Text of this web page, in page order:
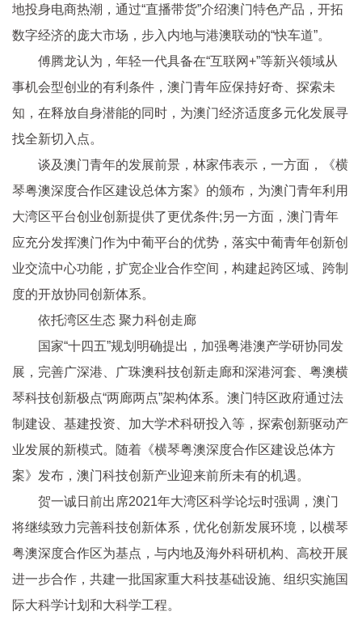
地投身电商热潮，通过“直播带货”介绍澳门特色产品，开拓
数字经济的庞大市场，步入内地与港澳联动的“快车道”。
傅腾龙认为，年轻一代具备在“互联网+”等新兴领域从
事机会型创业的有利条件，澳门青年应保持好奇、探索未
知，在释放自身潜能的同时，为澳门经济适度多元化发展寻
找全新切入点。
谈及澳门青年的发展前景，林家伟表示，一方面，《横
琴粤澳深度合作区建设总体方案》的颁布，为澳门青年利用
大湾区平台创业创新提供了更优条件;另一方面，澳门青年
应充分发挥澳门作为中葡平台的优势，落实中葡青年创新创
业交流中心功能，扩宽企业合作空间，构建起跨区域、跨制
度的开放协同创新体系。
依托湾区生态 聚力科创走廊
国家“十四五”规划明确提出，加强粤港澳产学研协同发
展，完善广深港、广珠澳科技创新走廊和深港河套、粤澳横
琴科技创新极点“两廊两点”架构体系。澳门特区政府通过法
制建设、基建投资、加大学术科研投入等，探索创新驱动产
业发展的新模式。随着《横琴粤澳深度合作区建设总体方
案》发布，澳门科技创新产业迎来前所未有的机遇。
贺一诚日前出席2021年大湾区科学论坛时强调，澳门
将继续致力完善科技创新体系，优化创新发展环境，以横琴
粤澳深度合作区为基点，与内地及海外科研机构、高校开展
进一步合作，共建一批国家重大科技基础设施、组织实施国
际大科学计划和大科学工程。